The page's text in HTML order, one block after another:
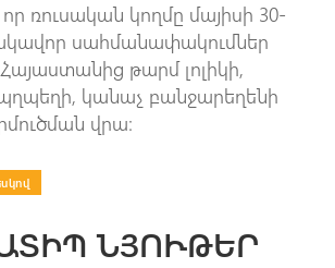
ռուսական կողմը մայիսի 30-
սահմանափակումներ
թարմ լոլիկի,
կանաչ բանջարեղենի
վրա։
ՆՅՈՒԹԵՐ